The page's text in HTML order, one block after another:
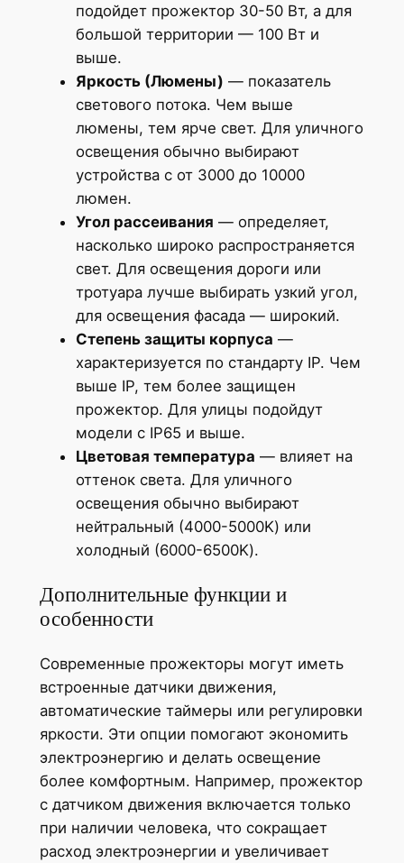
подойдет прожектор 30-50 Вт, а для
большой территории — 100 Вт и
выше.
Яркость (Люмены) — показатель
светового потока. Чем выше
люмены, тем ярче свет. Для уличного
освещения обычно выбирают
устройства с от 3000 до 10000
люмен.
Угол рассеивания — определяет,
насколько широко распространяется
свет. Для освещения дороги или
тротуара лучше выбирать узкий угол,
для освещения фасада — широкий.
Степень защиты корпуса —
характеризуется по стандарту IP. Чем
выше IP, тем более защищен
прожектор. Для улицы подойдут
модели с IP65 и выше.
Цветовая температура — влияет на
оттенок света. Для уличного
освещения обычно выбирают
нейтральный (4000-5000K) или
холодный (6000-6500K).
Дополнительные функции и
особенности
Современные прожекторы могут иметь
встроенные датчики движения,
автоматические таймеры или регулировки
яркости. Эти опции помогают экономить
электроэнергию и делать освещение
более комфортным. Например, прожектор
с датчиком движения включается только
при наличии человека, что сокращает
расход электроэнергии и увеличивает